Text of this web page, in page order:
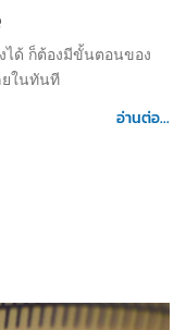
ได้ ก็ต้องมีขั้นตอนของ
ยในทันที
อ่านต่อ...